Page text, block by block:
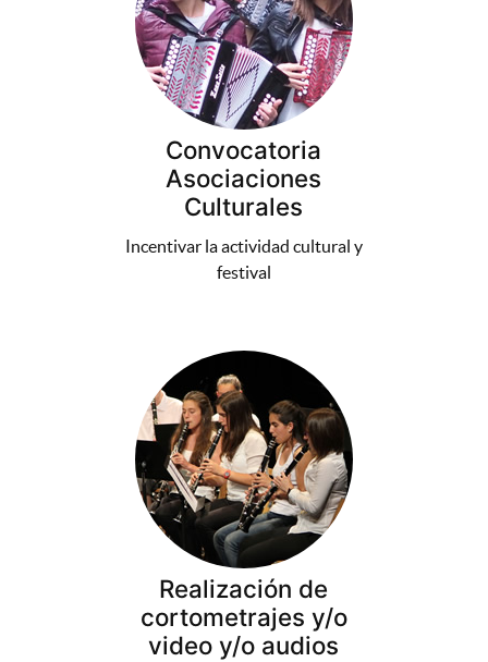
Convocatoria
Asociaciones
Culturales
Incentivar la actividad cultural y
festival
Realización de
cortometrajes y/o
video y/o audios